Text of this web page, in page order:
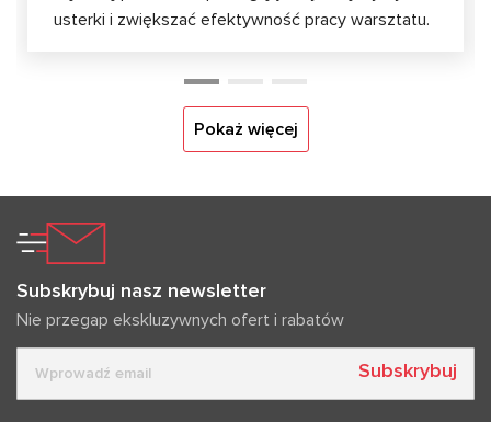
usterki i zwiększać efektywność pracy warsztatu.
Pokaż więcej
Subskrybuj nasz newsletter
Nie przegap ekskluzywnych ofert i rabatów
Subskrybuj